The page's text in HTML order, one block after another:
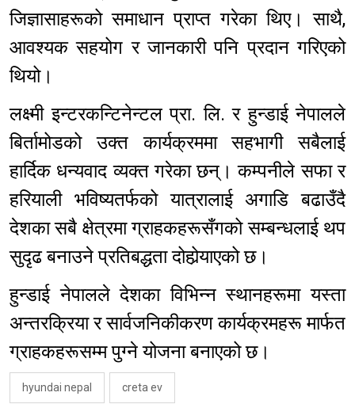
जिज्ञासाहरूको समाधान प्राप्त गरेका थिए। साथै,
आवश्यक सहयोग र जानकारी पनि प्रदान गरिएको
थियो।
लक्ष्मी इन्टरकन्टिनेन्टल प्रा. लि. र हुन्डाई नेपालले
बिर्तामोडको उक्त कार्यक्रममा सहभागी सबैलाई
हार्दिक धन्यवाद व्यक्त गरेका छन्। कम्पनीले सफा र
हरियाली भविष्यतर्फको यात्रालाई अगाडि बढाउँदै
देशका सबै क्षेत्रमा ग्राहकहरूसँगको सम्बन्धलाई थप
सुदृढ बनाउने प्रतिबद्धता दोहोर्‍याएको छ।
हुन्डाई नेपालले देशका विभिन्न स्थानहरूमा यस्ता
अन्तरक्रिया र सार्वजनिकीकरण कार्यक्रमहरू मार्फत
ग्राहकहरूसम्म पुग्ने योजना बनाएको छ।
hyundai nepal creta ev